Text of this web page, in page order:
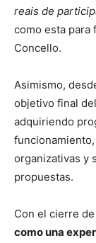
reais de
como esta
Concello.
Asimismo,
objetivo final
adquiriendo
organizativas y
propuestas.
Con el cierre
como una